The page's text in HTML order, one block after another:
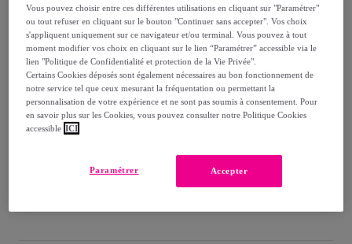
Livraison
Livraison offerte par la marque
Vous pouvez choisir entre ces différentes utilisations en cliquant sur "Paramétrer"
ou tout refuser en cliquant sur le bouton "Continuer sans accepter". Vos choix
s'appliquent uniquement sur ce navigateur et/ou terminal. Vous pouvez à tout
moment modifier vos choix en cliquant sur le lien “Paramétrer” accessible via le
lien "Politique de Confidentialité et protection de la Vie Privée".
Certains Cookies déposés sont également nécessaires au bon fonctionnement de
notre service tel que ceux mesurant la fréquentation ou permettant la
personnalisation de votre expérience et ne sont pas soumis à consentement. Pour
en savoir plus sur les Cookies, vous pouvez consulter notre Politique Cookies
accessible ICI
Accepter
Paramétrer